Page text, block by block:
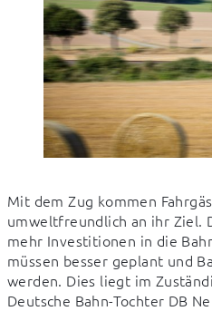
Mit dem Zug kommen
umweltfreundlich an ihr Ziel.
mehr Investitionen in die
müssen besser geplant und
werden. Dies liegt im
Deutsche Bahn-Tochter DB